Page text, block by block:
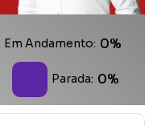
Em Andamento: 0%
Parada: 0%